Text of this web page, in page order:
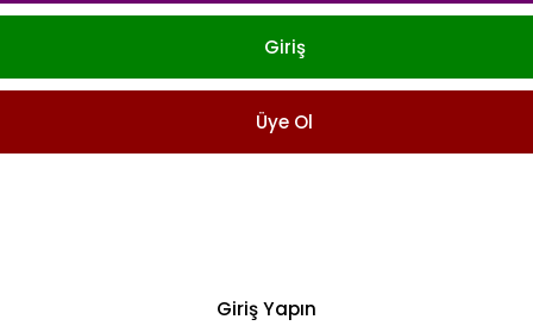
Giriş
Üye Ol
Giriş Yapın